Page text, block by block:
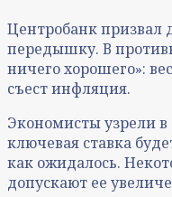
Центробанк призвал
передышку. В
ничего хорошего»:
съест инфляция.
Экономисты узрели
ключевая ставка
как ожидалось.
допускают ее